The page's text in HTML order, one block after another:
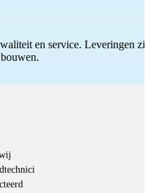
en service. Leveringen